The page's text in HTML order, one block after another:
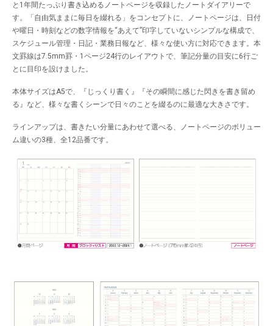
と1年間たっぷり書き込めるノートページを収録したノートダイアリーで
す。「自由気ままに毎日を綴れる」をコンセプトに、ノートページは、日付
や曜日・時刻などの数字情報を“あえて”印字していないシンプルな構成で、
スケジュール管理・日記・業務日報など、様々な使い方に対応できます。本
文罫線は7.5mm罫・1ページ24行のレイアウトで、筆記分量の目安に6行ご
とに目印を設けました。
本体サイズはA5で、『じっくり書く』『その瞬間に感じた閃きを書き留め
る』など、様々な書くシーンで日々のことを綴るのに最適な大きさです。
ラインアップは、書きたい分量にあわせて選べる、ノートページのボリュー
ム違いの3種、全12品番です。